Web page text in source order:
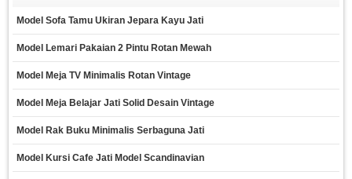
Model Sofa Tamu Ukiran Jepara Kayu Jati
Model Lemari Pakaian 2 Pintu Rotan Mewah
Model Meja TV Minimalis Rotan Vintage
Model Meja Belajar Jati Solid Desain Vintage
Model Rak Buku Minimalis Serbaguna Jati
Model Kursi Cafe Jati Model Scandinavian